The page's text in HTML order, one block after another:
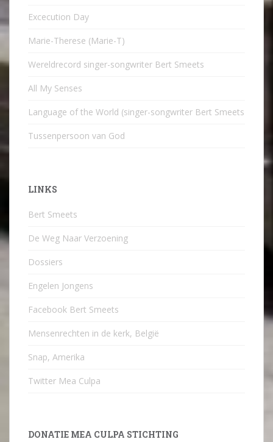
Excecution Day
Marie-Therese (Marie-T)
Wereldrecord singer-songwriter Bert Smeets
All My Senses
Language of the World (singer-songwriter Bert Smeets
Tussenpersoon van God
LINKS
Bert Smeets
De Weg Naar Verzoening
Dossiers
Engelen Jongens
Facebook Bert Smeets
Mensenrechten in de kerk, België
Snap, Amerika
Twitter Mea Culpa
DONATIE MEA CULPA STICHTING